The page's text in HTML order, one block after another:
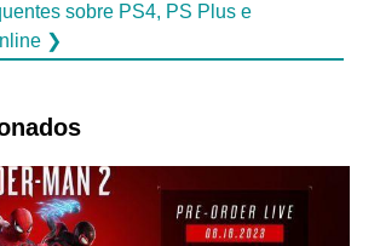
sobre PS4, PS Plus e
❯